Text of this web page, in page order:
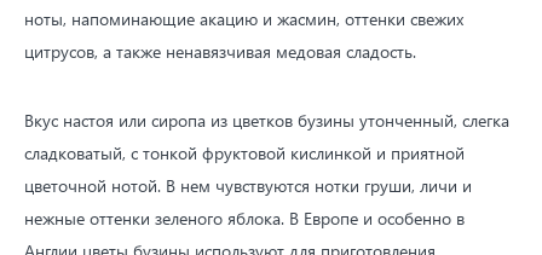
ноты, напоминающие акацию и жасмин, оттенки свежих
цитрусов, а также ненавязчивая медовая сладость.
Вкус настоя или сиропа из цветков бузины утонченный, слегка
сладковатый, с тонкой фруктовой кислинкой и приятной
цветочной нотой. В нем чувствуются нотки груши, личи и
нежные оттенки зеленого яблока. В Европе и особенно в